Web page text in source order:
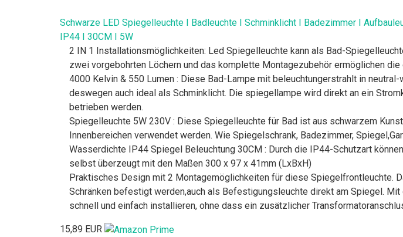
Schwarze LED Spiegelleuchte I Badleuchte I Schminklicht I Badezimmer I
IP44 I 30CM I 5W
2 IN 1 Installationsmöglichkeiten: Led Spiegelleuchte kann als Bad-
zwei vorgebohrten Löchern und das komplette Montagezubehör ermöglichen
4000 Kelvin & 550 Lumen : Diese Bad-Lampe mit beleuchtungerstrahlt in
deswegen auch ideal als Schminklicht. Die spiegellampe wird direkt an ein
betrieben werden.
Spiegelleuchte 5W 230V : Diese Spiegelleuchte für Bad ist aus schwarzem
Innenbereichen verwendet werden. Wie Spiegelschrank, Badezimmer,
Wasserdichte IP44 Spiegel Beleuchtung 30CM : Durch die IP44-Schutzart
selbst überzeugt mit den Maßen 300 x 97 x 41mm (LxBxH)
Praktisches Design mit 2 Montagemöglichkeiten für diese Spiegelfrontleuchte.
Schränken befestigt werden,auch als Befestigungsleuchte direkt am Spiegel.
schnell und einfach installieren, ohne dass ein zusätzlicher
15,89 EUR